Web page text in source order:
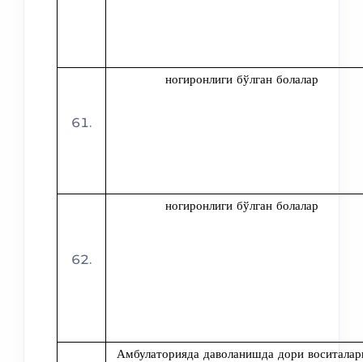
ногиронлиги бўлган болалар
ногиронлиги бўлган болалар
Амбулаторияда даволанишда дори